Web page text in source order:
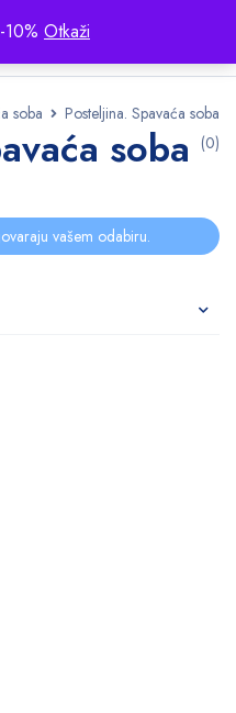
Otkaži
soba Posteljina. Spavaća soba
soba (0)
vašem odabiru.